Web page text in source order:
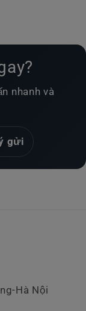
nhanh và
gửi
Hà Nội